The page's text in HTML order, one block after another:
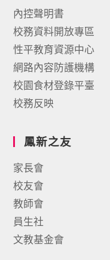
內控聲明書
校務資料開放專區
性平教育資源中心
網路內容防護機構
校園食材登錄平臺
校務反映
鳳新之友
家長會
校友會
教師會
員生社
文教基金會